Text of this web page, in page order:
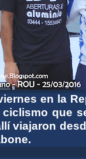
en la
que
viajaron